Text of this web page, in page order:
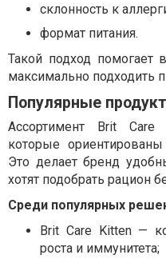
склонность к
формат питания.
Такой подход помогает
максимально подходить
Популярные
Ассортимент Brit
которые
Это делает бренд
хотят подобрать рацион
Среди популярных
Brit Care Kitten —
роста и иммунитета;